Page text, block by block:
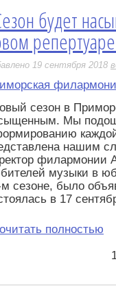
будет
19 сентября 2018
сезон в
Мы
нашим
филармонии
музыки в
сезоне, было
в 17
полностью